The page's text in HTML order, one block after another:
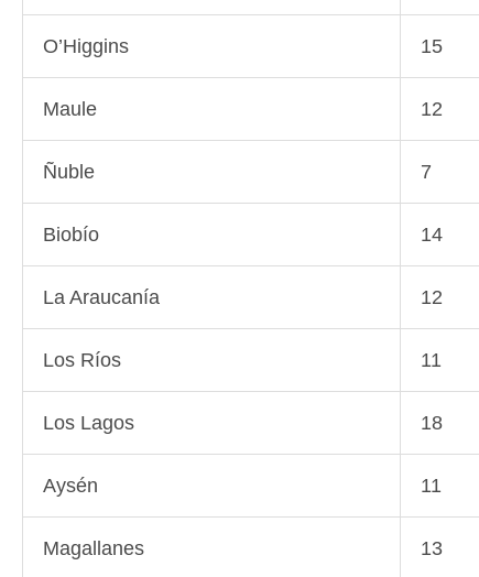
O’Higgins 15
Maule 12
Ñuble 7
Biobío 14
La Araucanía 12
Los Ríos 11
Los Lagos 18
Aysén 11
Magallanes 13